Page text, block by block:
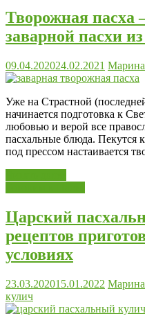
Творожная пасха
заварной пасхи
09.04.202024.02.2021 Марина
Уже на Страстной
начинается подготовка к
любовью и верой все
пасхальные блюда. Пекутся
под прессом настаивается
Царский
рецептов
условиях
23.03.202015.01.2022 Марина
кулич